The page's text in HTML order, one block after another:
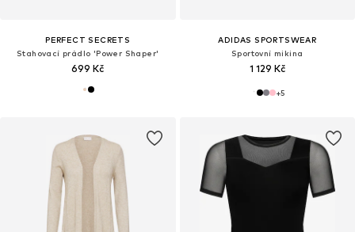
PERFECT SECRETS
Stahovací prádlo 'Power Shaper'
699 Kč
ADIDAS SPORTSWEAR
Sportovní mikina
1 129 Kč
+5